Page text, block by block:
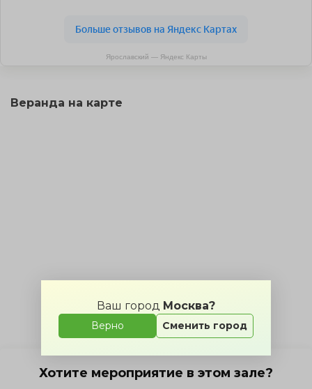
Ваш город Москва?
Верно Сменить город
Ярославский — Яндекс Карты
Веранда на карте
Хотите мероприятие в этом зале?